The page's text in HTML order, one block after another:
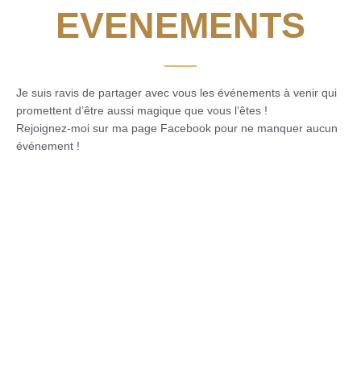
EVENEMENTS
Je suis ravis de partager avec vous les événements à venir qui
promettent d’être aussi magique que vous l’êtes !
Rejoignez-moi sur ma page Facebook pour ne manquer aucun
événement !